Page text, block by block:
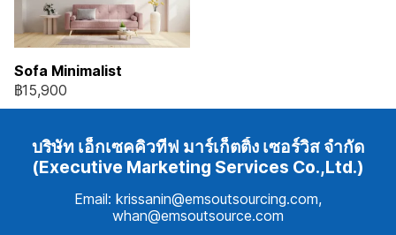
Sofa Minimalist
฿15,900
บริษัท เอ็กเซคคิวทีฟ มาร์เก็ตติ้ง เซอร์วิส จำกัด
(Executive Marketing Services Co.,Ltd.)
Email: krissanin@emsoutsourcing.com,
whan@emsoutsource.com